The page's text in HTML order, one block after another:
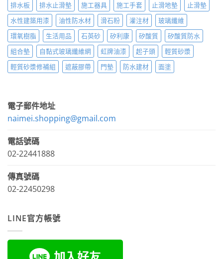
排水板
排水止滑墊 施工器具 施工手套 止滑地墊
止滑墊
水性建築用漆
油性防水材 滑石粉 灌注材
玻璃纖維
環氧樹脂
生活用品 石英砂 矽利康 矽酸質
矽酸質防水
組合墊
自黏式玻璃纖維網 虹牌油漆 起子頭
輕質砂漿
輕質砂漿修補組
遮蔽膠帶 門墊 防水建材 面塗
電子郵件地址
naimei.shopping@gmail.com
電話號碼
02-22441888
傳真號碼
02-22450298
LINE官方帳號